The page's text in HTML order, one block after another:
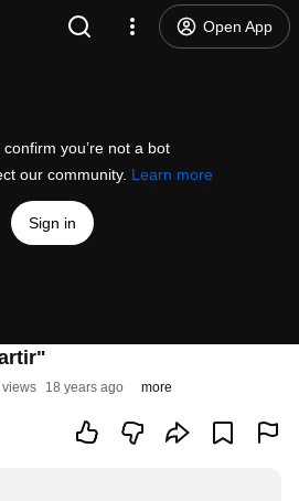
Open App
you’re not a bot
our community. Learn more
Sign in
views 18 years ago more